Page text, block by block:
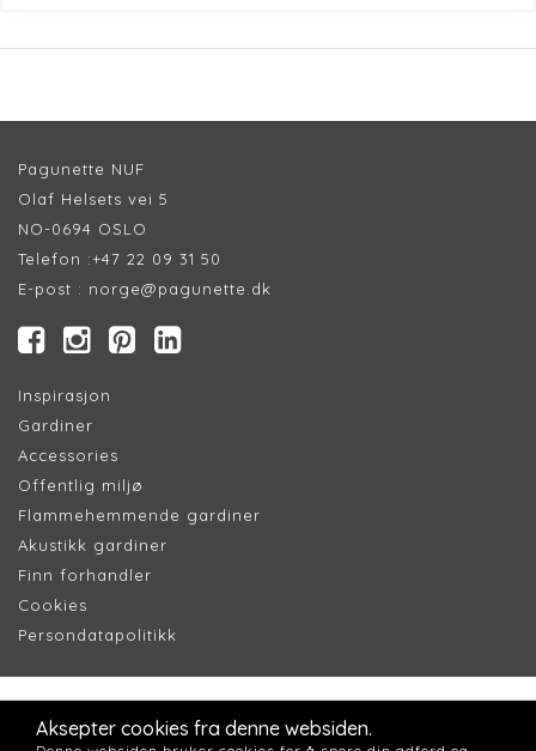
Pagunette NUF
Olaf Helsets vei 5
NO-0694 OSLO
Telefon :+47 22 09 31 50
E-post : norge@pagunette.dk
Inspirasjon
Gardiner
Accessories
Offentlig miljø
Flammehemmende gardiner
Akustikk gardiner
Finn forhandler
Cookies
Persondatapolitikk
Aksepter cookies fra denne websiden.